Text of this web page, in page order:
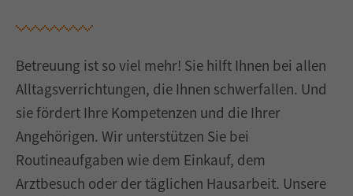
Betreuung ist so viel mehr! Sie hilft Ihnen bei allen
Alltagsverrichtungen, die Ihnen schwerfallen. Und
sie fördert Ihre Kompetenzen und die Ihrer
Angehörigen. Wir unterstützen Sie bei
Routineaufgaben wie dem Einkauf, dem
Arztbesuch oder der täglichen Hausarbeit. Unsere